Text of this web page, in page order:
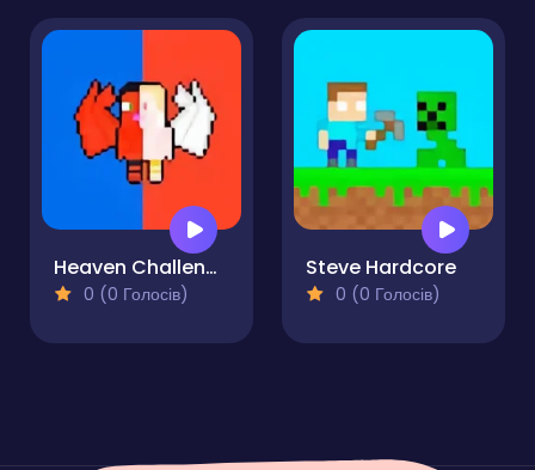
Heaven Challenge - 2 Player
0 (0 Голосів)
Steve Hardcore
0 (0 Голосів)